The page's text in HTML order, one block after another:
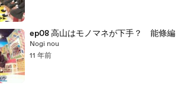
ep08 高山はモノマネが下手？ 能條編
Nogi nou
11 年前